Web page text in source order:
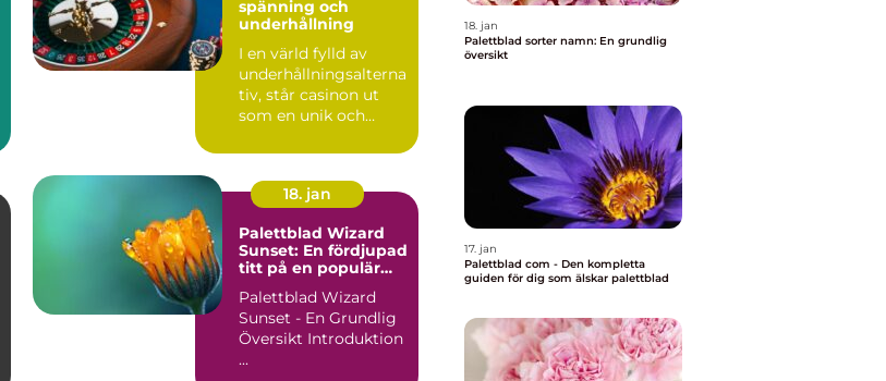
spänning och
underhållning
I en värld fylld av
underhållningsalterna
tiv, står casinon ut
som en unik och
18. jan
Palettblad Wizard
Sunset: En fördjupad
titt på en populär
Palettblad Wizard
Sunset - En Grundlig
Översikt Introduktion
...
18. jan
Palettblad sorter namn: En grundlig
översikt
17. jan
Palettblad com - Den kompletta
guiden för dig som älskar palettblad